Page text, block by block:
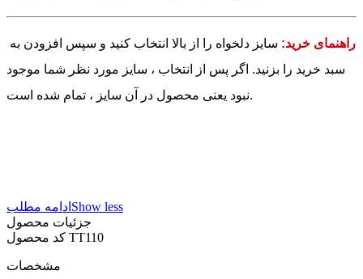
راهنمای خرید: سایز دلخواه را از بالا انتخاب کنید و سپس افزودن به
سبد خرید را بزنید. اگر پس از انتخاب ، سایز مورد نظر شما موجود
نبود یعنی محصول در آن سایز ، تمام شده است.
ادامه مطلب Show less
جزئیات محصول
TT110
مشخصات